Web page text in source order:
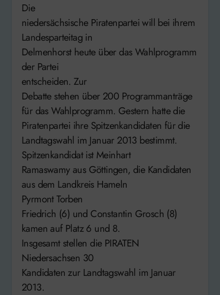
Die
niedersächsische Piratenpartei will bei ihrem
Landesparteitag in
Delmenhorst heute über das Wahlprogramm
der Partei
entscheiden. Zur
Debatte stehen über 200 Programmanträge
für das Wahlprogramm. Gestern hatte die
Piratenpartei ihre Spitzenkandidaten für die
Landtagswahl im Januar 2013 bestimmt.
Spitzenkandidat ist Meinhart
Ramaswamy aus Göttingen, die Kandidaten
aus dem Landkreis Hameln
Pyrmont Torben
Friedrich (6) und Constantin Grosch (8)
kamen auf Platz 6 und 8.
Insgesamt stellen die PIRATEN
Niedersachsen 30
Kandidaten zur Landtagswahl im Januar
2013.